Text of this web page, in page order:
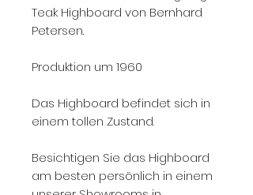
Teak Highboard von Bernhard
Petersen.
Produktion um 1960
Das Highboard befindet sich in
einem tollen Zustand.
Besichtigen Sie das Highboard
am besten persönlich in einem